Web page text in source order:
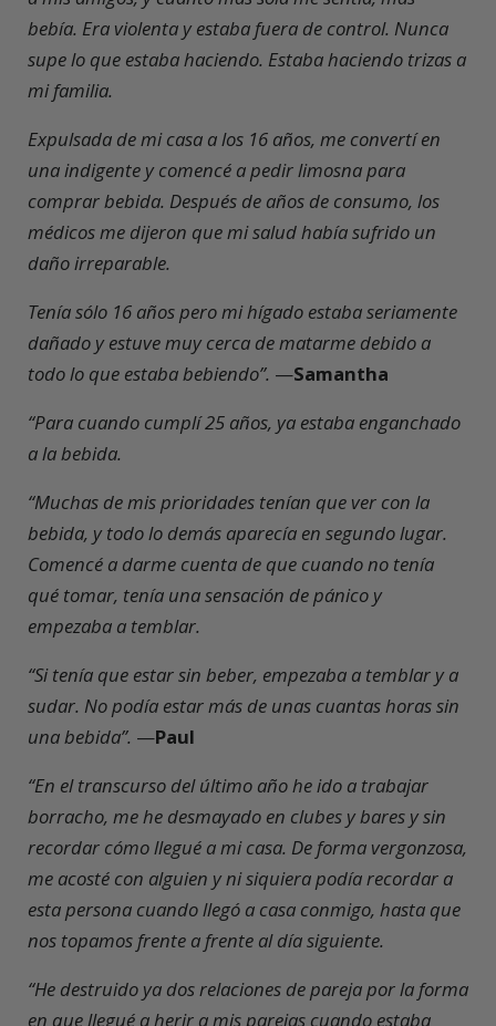
bebía. Era violenta y estaba fuera de control. Nunca
supe lo que estaba haciendo. Estaba haciendo trizas a
mi familia.
Expulsada de mi casa a los 16 años, me convertí en
una indigente y comencé a pedir limosna para
comprar bebida. Después de años de consumo, los
médicos me dijeron que mi salud había sufrido un
daño irreparable.
Tenía sólo 16 años pero mi hígado estaba seriamente
dañado y estuve muy cerca de matarme debido a
todo lo que estaba bebiendo”. —Samantha
“Para cuando cumplí 25 años, ya estaba enganchado
a la bebida.
“Muchas de mis prioridades tenían que ver con la
bebida, y todo lo demás aparecía en segundo lugar.
Comencé a darme cuenta de que cuando no tenía
qué tomar, tenía una sensación de pánico y
empezaba a temblar.
“Si tenía que estar sin beber, empezaba a temblar y a
sudar. No podía estar más de unas cuantas horas sin
una bebida”. —Paul
“En el transcurso del último año he ido a trabajar
borracho, me he desmayado en clubes y bares y sin
recordar cómo llegué a mi casa. De forma vergonzosa,
me acosté con alguien y ni siquiera podía recordar a
esta persona cuando llegó a casa conmigo, hasta que
nos topamos frente a frente al día siguiente.
“He destruido ya dos relaciones de pareja por la forma
en que llegué a herir a mis parejas cuando estaba